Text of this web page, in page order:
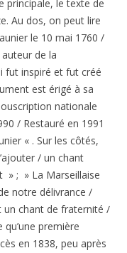
principale, le texte de
Au dos, on peut lire
le 10 mai 1760 /
de la
fut inspiré et fut créé
est érigé à sa
nationale
/ Restauré en 1991
« . Sur les côtés,
/ un chant
» ; » La Marseillaise
notre délivrance /
chant de fraternité /
qu’une première
en 1838, peu après